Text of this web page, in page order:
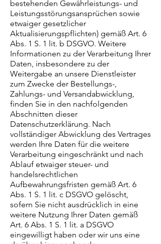
bestehenden Gewährleistungs- und
Leistungsstörungsansprüchen sowie
etwaiger gesetzlicher
Aktualisierungspflichten) gemäß Art. 6
Abs. 1 S. 1 lit. b DSGVO. Weitere
Informationen zu der Verarbeitung Ihrer
Daten, insbesondere zu der
Weitergabe an unsere Dienstleister
zum Zwecke der Bestellungs-,
Zahlungs- und Versandabwicklung,
finden Sie in den nachfolgenden
Abschnitten dieser
Datenschutzerklärung. Nach
vollständiger Abwicklung des Vertrages
werden Ihre Daten für die weitere
Verarbeitung eingeschränkt und nach
Ablauf etwaiger steuer- und
handelsrechtlichen
Aufbewahrungsfristen gemäß Art. 6
Abs. 1 S. 1 lit. c DSGVO gelöscht,
sofern Sie nicht ausdrücklich in eine
weitere Nutzung Ihrer Daten gemäß
Art. 6 Abs. 1 S. 1 lit. a DSGVO
eingewilligt haben oder wir uns eine